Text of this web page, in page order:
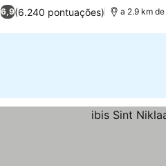
6,9(6.240 pontuações) a 2.9 km